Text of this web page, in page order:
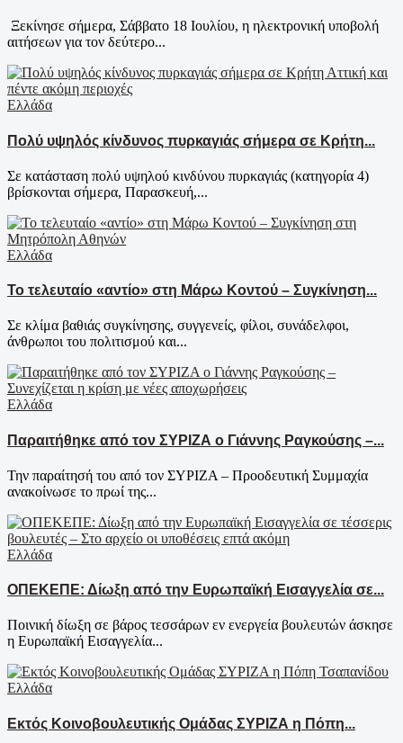
Ξεκίνησε σήμερα, Σάββατο 18 Ιουλίου, η ηλεκτρονική υποβολή
αιτήσεων για τον δεύτερο...
Ελλάδα
Πολύ υψηλός κίνδυνος πυρκαγιάς σήμερα σε Κρήτη...
Σε κατάσταση πολύ υψηλού κινδύνου πυρκαγιάς (κατηγορία 4)
βρίσκονται σήμερα, Παρασκευή,...
Ελλάδα
Το τελευταίο «αντίο» στη Μάρω Κοντού – Συγκίνηση...
Σε κλίμα βαθιάς συγκίνησης, συγγενείς, φίλοι, συνάδελφοι,
άνθρωποι του πολιτισμού και...
Ελλάδα
Παραιτήθηκε από τον ΣΥΡΙΖΑ ο Γιάννης Ραγκούσης –...
Την παραίτησή του από τον ΣΥΡΙΖΑ – Προοδευτική Συμμαχία
ανακοίνωσε το πρωί της...
Ελλάδα
ΟΠΕΚΕΠΕ: Δίωξη από την Ευρωπαϊκή Εισαγγελία σε...
Ποινική δίωξη σε βάρος τεσσάρων εν ενεργεία βουλευτών άσκησε
η Ευρωπαϊκή Εισαγγελία...
Ελλάδα
Εκτός Κοινοβουλευτικής Ομάδας ΣΥΡΙΖΑ η Πόπη...